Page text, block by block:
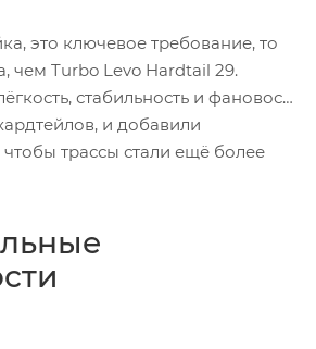
это ключевое требование, то
чем Turbo Levo Hardtail 29.
стабильность и фановость
и добавили
чтобы трассы стали ещё более